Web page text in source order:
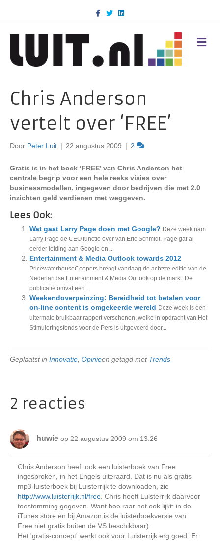
c
k
T
w
i
n
d
M
E
Chris Anderson
vertelt over ‘FREE’
Door Peter Luit | 22 augustus 2009 | 2
Gratis is in het boek ‘FREE’ van Chris Anderson het
centrale begrip voor een hele reeks visies over
businessmodellen, ingegeven door bedrijven die met 2.0
inzichten geld verdienen met weggeven.
Lees Ook:
Wat gaat Larry Page doen met Google? Deze week nam
Larry Page de CEO functie over van Eric Schmidt. Page gaf al
eerder leiding aan Google en...
Entertainment & Media Outlook towards 2012
PricewaterhouseCoopers brengt vandaag de achtste editie van de
Nederlandse Entertainment & Media Outlook op de markt. De
publicatie omvat een...
Weekendoverpeinzing: Bereidheid tot betalen voor
on-line content is omgekeerde wereld Deze week is een
uitermate bruikbaar rapport verschenen, welke in opdracht van Het
Stimuleringsfonds voor de Pers is uitgevoerd door...
Geplaatst in Innovatie Opinieen getagd met Trends
2 reacties
huwie op 22 augustus 2009 om 13:26
Chris Anderson heeft ook een luisterboek van Free
ingesproken, in het Engels uiteraard. Dat is nu als gratis
mp3-luisterboek bij Luisterrijk te downloaden, zie
http://www.luisterrijk.nl/free . Chris heeft Luisterrijk daarvoor
toestemming gegeven. Want hoe raar het ook lijkt: in de
iTunes store en bij Amazon is de luisterboekversie van
Free niet gratis buiten de VS beschikbaar).
Het 'gratis-concept' werkt ook voor Luisterrijk erg goed. Er